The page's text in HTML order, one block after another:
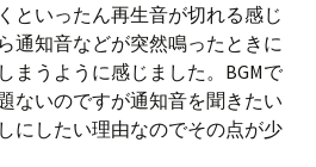
といったん再生音が切れる感じ
通知音などが突然鳴ったときに
まうように感じました。BGMで
ないのですが通知音を聞きたい
にしたい理由なのでその点が少